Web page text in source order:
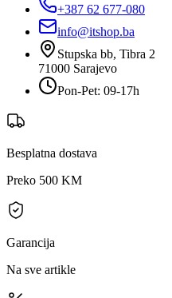
+387 62 677-080
info@itshop.ba
Stupska bb, Tibra 2
71000 Sarajevo
Pon-Pet: 09-17h
Besplatna dostava
Preko 500 KM
Garancija
Na sve artikle